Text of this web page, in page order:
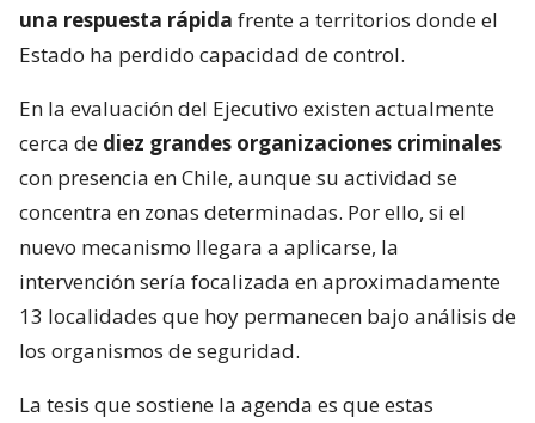
una respuesta rápida frente a territorios donde el
Estado ha perdido capacidad de control.
En la evaluación del Ejecutivo existen actualmente
cerca de diez grandes organizaciones criminales
con presencia en Chile, aunque su actividad se
concentra en zonas determinadas. Por ello, si el
nuevo mecanismo llegara a aplicarse, la
intervención sería focalizada en aproximadamente
13 localidades que hoy permanecen bajo análisis de
los organismos de seguridad.
La tesis que sostiene la agenda es que estas